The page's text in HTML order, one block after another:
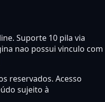
Suporte 10 pila via
nao possui vinculo com
reservados. Acesso
sujeito à